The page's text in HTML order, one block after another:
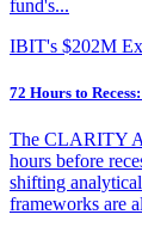
fund's...
IBIT's $202M
72 Hours to
The CLARITY
hours before
shifting
frameworks are